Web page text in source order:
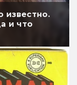
известно.
и что